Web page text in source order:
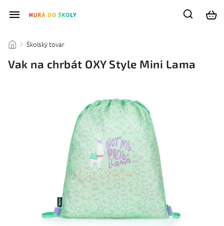
/ Školský tovar
Vak na chrbát OXY Style Mini Lama